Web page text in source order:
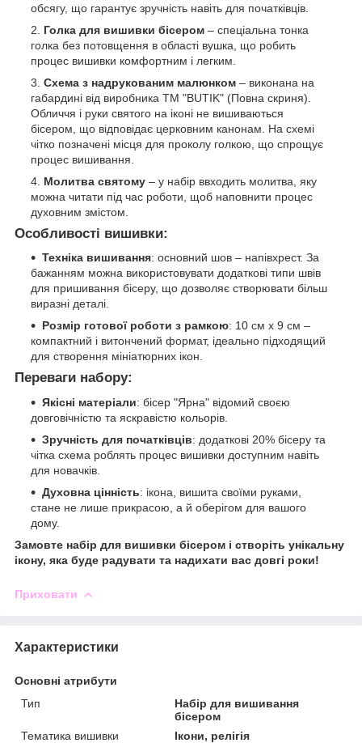
обсягу, що гарантує зручність навіть для початківців.
Голка для вишивки бісером – спеціальна тонка
голка без потовщення в області вушка, що робить
процес вишивки комфортним і легким.
Схема з надрукованим малюнком – виконана на
габардині від виробника ТМ "BUTIK" (Повна скриня).
Обличчя і руки святого на іконі не вишиваються
бісером, що відповідає церковним канонам. На схемі
чітко позначені місця для проколу голкою, що спрощує
процес вишивання.
Молитва святому – у набір ввходить молитва, яку
можна читати під час роботи, щоб наповнити процес
духовним змістом.
Особливості вишивки:
Техніка вишивання: основний шов – напівхрест. За
бажанням можна використовувати додаткові типи швів
для пришивання бісеру, що дозволяє створювати більш
виразні деталі.
Розмір готової роботи з рамкою: 10 см х 9 см –
компактний і витончений формат, ідеально підходящий
для створення мініатюрних ікон.
Переваги набору:
Якісні матеріали: бісер "Ярна" відомий своєю
довговічністю та яскравістю кольорів.
Зручність для початківців: додаткові 20% бісеру та
чітка схема роблять процес вишивки доступним навіть
для новачків.
Духовна цінність: ікона, вишита своїми руками,
стане не лише прикрасою, а й оберігом для вашого
дому.
Замовте набір для вишивки бісером і створіть унікальну
ікону, яка буде радувати та надихати вас довгі роки!
Приховати
Характеристики
Основні атрибути
Тип
Набір для вишивання
бісером
Тематика вишивки
Ікони, релігія